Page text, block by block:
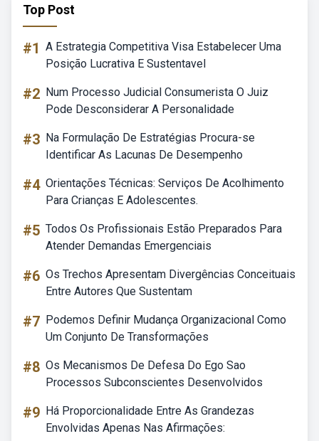
Top Post
#1 A Estrategia Competitiva Visa Estabelecer Uma
Posição Lucrativa E Sustentavel
#2 Num Processo Judicial Consumerista O Juiz
Pode Desconsiderar A Personalidade
#3 Na Formulação De Estratégias Procura-se
Identificar As Lacunas De Desempenho
#4 Orientações Técnicas: Serviços De Acolhimento
Para Crianças E Adolescentes.
#5 Todos Os Profissionais Estão Preparados Para
Atender Demandas Emergenciais
#6 Os Trechos Apresentam Divergências Conceituais
Entre Autores Que Sustentam
#7 Podemos Definir Mudança Organizacional Como
Um Conjunto De Transformações
#8 Os Mecanismos De Defesa Do Ego Sao
Processos Subconscientes Desenvolvidos
#9 Há Proporcionalidade Entre As Grandezas
Envolvidas Apenas Nas Afirmações: